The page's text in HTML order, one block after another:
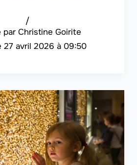
Christine Goirite
/
27 avril 2026 à 09:50